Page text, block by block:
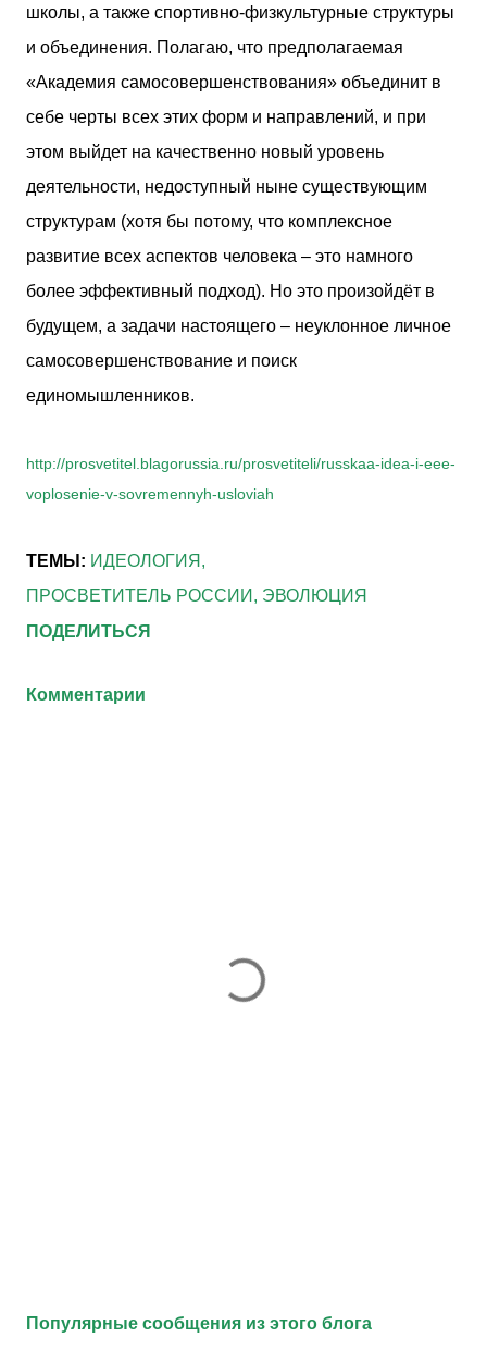
школы, а также спортивно-физкультурные структуры
и объединения. Полагаю, что предполагаемая
«Академия самосовершенствования» объединит в
себе черты всех этих форм и направлений, и при
этом выйдет на качественно новый уровень
деятельности, недоступный ныне существующим
структурам (хотя бы потому, что комплексное
развитие всех аспектов человека – это намного
более эффективный подход). Но это произойдёт в
будущем, а задачи настоящего – неуклонное личное
самосовершенствование и поиск
единомышленников.
http://prosvetitel.blagorussia.ru/prosvetiteli/russkaa-idea-i-eee-
voplosenie-v-sovremennyh-usloviah
ТЕМЫ: ИДЕОЛОГИЯ
ПРОСВЕТИТЕЛЬ РОССИИ
ЭВОЛЮЦИЯ
ПОДЕЛИТЬСЯ
Комментарии
Популярные сообщения из этого блога